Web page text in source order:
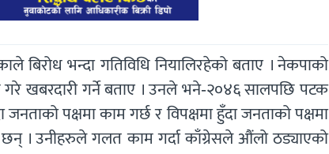
भन्दा गतिविधि नियालिरहेको बताए । नेकपाको
गरे खबरदारी गर्ने बताए । उनले भने-२०४६ सालपछि पटक
पक्षमा काम गर्छ र विपक्षमा हुँदा जनताको पक्षमा
। उनीहरुले गलत काम गर्दा काँग्रेसले औंलो ठड्याएको